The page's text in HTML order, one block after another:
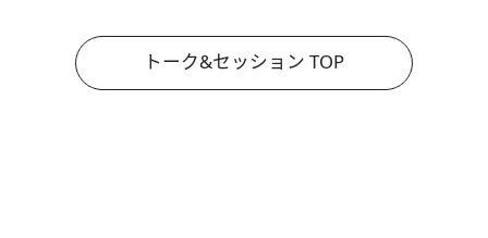
トーク&セッション TOP